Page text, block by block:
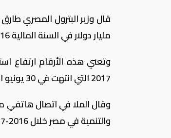
مليار دولار في السنة المالية 2016-2017 من 6.6 مليار في السنة المالية السابقة.
2017 التي انتهت في 30 يونيو الماضي.
والتنمية في مصر خلال 2016-2017 مقابل 6.6 مليار في 2015-2016".